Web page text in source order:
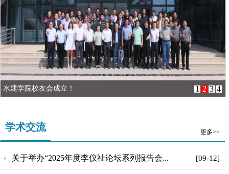
1 2 3 4
水建学院校友会成立！
更多>>
学术交流
[09-12]
关于举办“2025年度李仪祉论坛系列报告会...